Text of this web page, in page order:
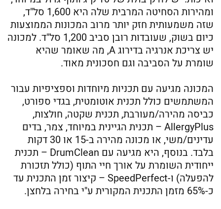
ומהירות הסחיטה המרבית שלה היא 1,600 סל"ד,
שזה משמעותית חזק יותר מרוב המכונות הממוצעות
כיום בשוק, שעובדות רובן סביב 1,200 סל"ד. למכונה
יש צריכת אנרגיה בדירוג A, מה שאומר שהיא
שומרת על הסביבה וגם חסכונית מאוד.
המכונה מגיעה עם תכניות מיוחדות וספציפיות עבור
המשתמשים כולל תכנית אוטומטית, בגדי ספורט,
כביסה מהירה/מעורבת, תכנית שקטה, חולצות,
AllergyPlus – תכנית הגיינית במיוחד, צמר, בדים
עדינים/משי, או מכונה מהירה ב-15 או 30 דקות
בלבד. בנוסף, היא מגיעה עם DrumClean – תכנית
ייחודית השומרת על אורך חיי התוף (כולל תזכורת
להפעלה) ו-SpeedPerfect – קיצור זמן התכנית עד
כ-65% מזמן התכנית המקורית ע"י בחירה בלחצן.